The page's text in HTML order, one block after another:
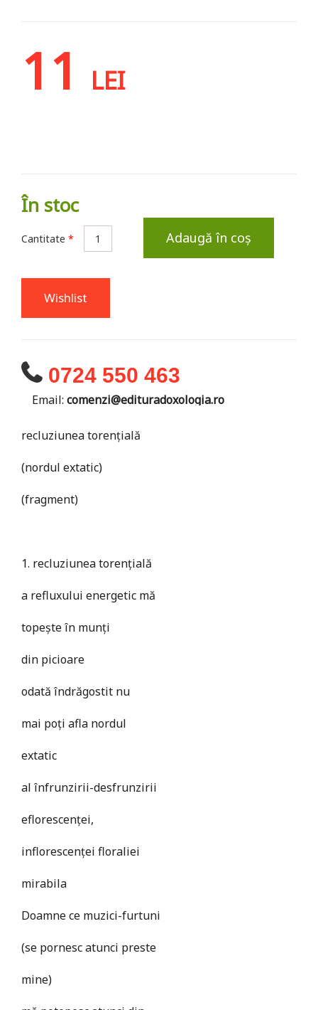
11 LEI
În stoc
Cantitate * Adaugă în coș
Wishlist
0724 550 463
Email: comenzi@edituradoxologia.ro
recluziunea torențială
(nordul extatic)
(fragment)
1. recluziunea torențială
a refluxului energetic mă
topește în munți
din picioare
odată îndrăgostit nu
mai poți afla nordul
extatic
al înfrunzirii-desfrunzirii
eflorescenței,
inflorescenței floraliei
mirabila
Doamne ce muzici-furtuni
(se pornesc atunci preste
mine)